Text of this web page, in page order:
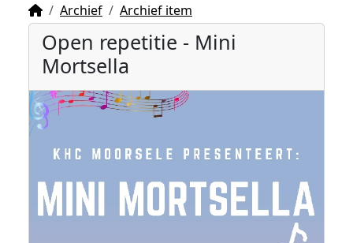
Archief Archief item
Open repetitie - Mini
Mortsella